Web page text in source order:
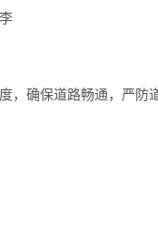
，确保道路畅通，严防